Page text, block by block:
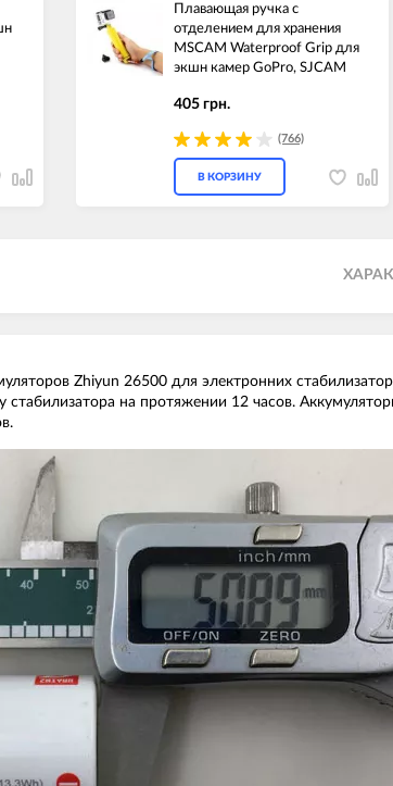
Плавающая ручка c
отделением для хранения
MSCAM Waterproof Grip для
экшн камер GoPro, SJCAM
405 грн.
(766)
В КОРЗИНУ
Zhiyun 26500 для электронних
на протяжении 12 часов.